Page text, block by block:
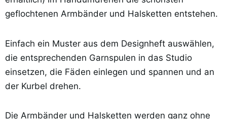
geflochtenen Armbänder und Halsketten entstehen.
Einfach ein Muster aus dem Designheft auswählen,
die entsprechenden Garnspulen in das Studio
einsetzen, die Fäden einlegen und spannen und an
der Kurbel drehen.
Die Armbänder und Halsketten werden ganz ohne